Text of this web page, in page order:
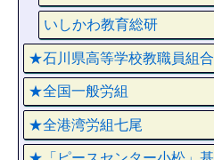
いしかわ教育総研
★石川県高等学校教職員組合
★全国一般労組
★全港湾労組七尾